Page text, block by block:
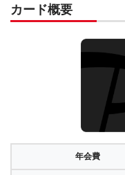
カード概要
年会費